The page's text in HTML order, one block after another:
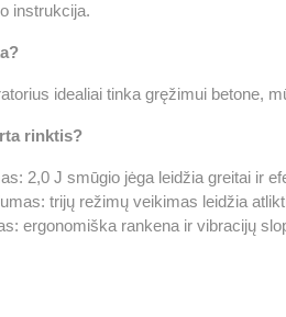
instrukcija.
idealiai tinka gręžimui betone,
rinktis?
2,0 J smūgio jėga leidžia greitai ir
trijų režimų veikimas leidžia
ergonomiška rankena ir vibracijų